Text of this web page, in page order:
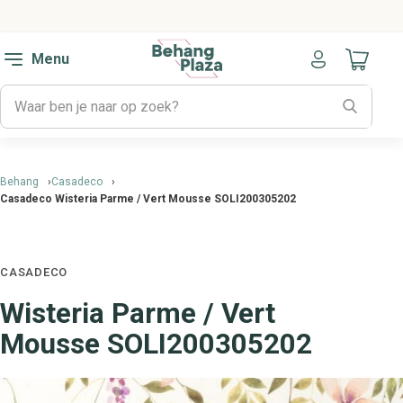
Menu
Naar
Behang
Casadeco
Casadeco Wisteria Parme / Vert Mousse SOLI200305202
CASADECO
Wisteria Parme / Vert
Mousse SOLI200305202